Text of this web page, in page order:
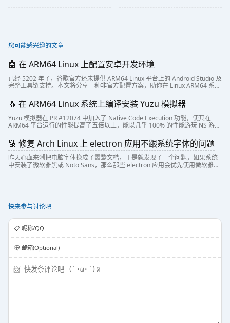
您可能感兴趣的文章
🤖 在 ARM64 Linux 上配置安卓开发环境
已经 5202 年了，谷歌官方还未提供 ARM64 Linux 平台上的 Android Studio 及
完整工具链支持。本文将分享一种非官方配置方案，助你在 Linux ARM64 系统
🐧 在 ARM64 Linux 系统上编译安装 Yuzu 模拟器
Yuzu 模拟器在 PR #12074 中加入了 Native Code Execution 功能，使其在
ARM64 平台运行的性能提高了五倍以上，能以几乎 100% 的性能游玩 NS 游
平台编译 Yuzu 模拟器的一种方法。
🔠 修复 Arch Linux 上 electron 应用不跟系统字体的问题
昨天心血来潮把电脑字体换成了霞鹜文楷，于是就发现了一个问题，如果系统
中安装了微软雅黑或 Noto Sans，那么那些 electron 应用会优先使用微软雅黑
快来参与讨论吧
📋️ 昵称/QQ
📪 邮箱(Optional)